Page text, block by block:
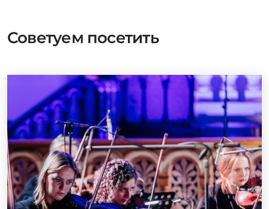
Советуем посетить